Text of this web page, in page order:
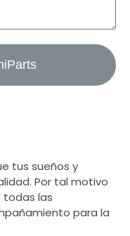
tus sueños y
Por tal motivo
todas las
para la